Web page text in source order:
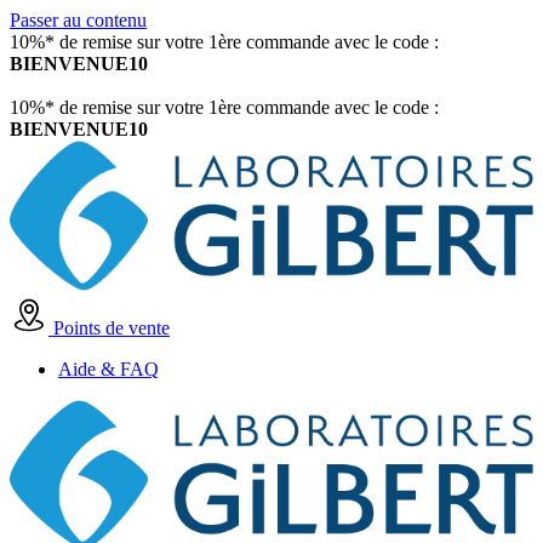
Passer au contenu
10%* de remise sur votre 1ère commande avec le code :
BIENVENUE10
10%* de remise sur votre 1ère commande avec le code :
BIENVENUE10
Points de vente
Aide & FAQ